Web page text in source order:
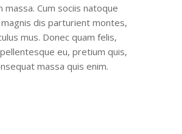
massa. Cum sociis natoque
dis parturient montes,
mus. Donec quam felis,
eu, pretium quis,
massa quis enim.